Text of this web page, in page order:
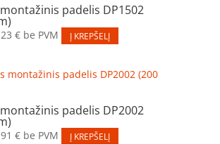
padelis DP1502
€be PVM Į KREPŠELĮ
padelis DP2002
€be PVM Į KREPŠELĮ